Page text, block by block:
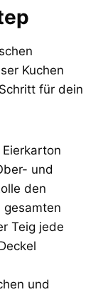
Kuchen
für dein
und
den
gesamten
Teig jede
und